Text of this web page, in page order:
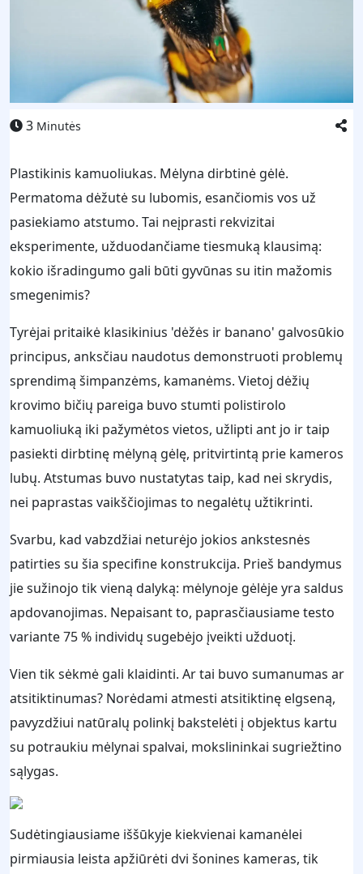
3 Minutės
Plastikinis kamuoliukas. Mėlyna dirbtinė gėlė.
Permatoma dėžutė su lubomis, esančiomis vos už
pasiekiamo atstumo. Tai neįprasti rekvizitai
eksperimente, užduodančiame tiesmuką klausimą:
kokio išradingumo gali būti gyvūnas su itin mažomis
smegenimis?
Tyrėjai pritaikė klasikinius 'dėžės ir banano' galvosūkio
principus, anksčiau naudotus demonstruoti problemų
sprendimą šimpanzėms, kamanėms. Vietoj dėžių
krovimo bičių pareiga buvo stumti polistirolo
kamuoliuką iki pažymėtos vietos, užlipti ant jo ir taip
pasiekti dirbtinę mėlyną gėlę, pritvirtintą prie kameros
lubų. Atstumas buvo nustatytas taip, kad nei skrydis,
nei paprastas vaikščiojimas to negalėtų užtikrinti.
Svarbu, kad vabzdžiai neturėjo jokios ankstesnės
patirties su šia specifine konstrukcija. Prieš bandymus
jie sužinojo tik vieną dalyką: mėlynoje gėlėje yra saldus
apdovanojimas. Nepaisant to, paprasčiausiame testo
variante 75 % individų sugebėjo įveikti užduotį.
Vien tik sėkmė gali klaidinti. Ar tai buvo sumanumas ar
atsitiktinumas? Norėdami atmesti atsitiktinę elgseną,
pavyzdžiui natūralų polinkį bakstelėti į objektus kartu
su potraukiu mėlynai spalvai, mokslininkai sugriežtino
sąlygas.
Sudėtingiausiame iššūkyje kiekvienai kamanėlei
pirmiausia leista apžiūrėti dvi šonines kameras, tik